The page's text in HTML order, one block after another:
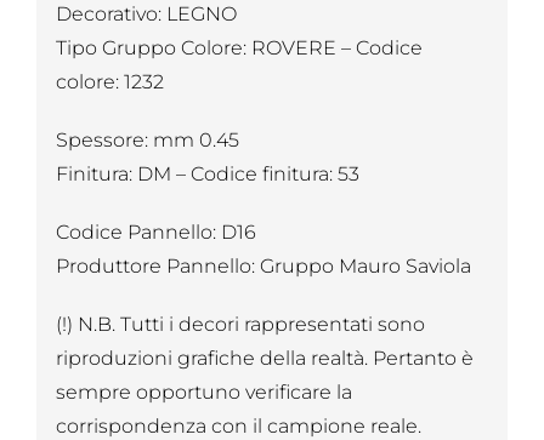
Decorativo: LEGNO
Tipo Gruppo Colore: ROVERE – Codice
colore: 1232
Spessore: mm 0.45
Finitura: DM – Codice finitura: 53
Codice Pannello: D16
Produttore Pannello: Gruppo Mauro Saviola
(!) N.B. Tutti i decori rappresentati sono
riproduzioni grafiche della realtà. Pertanto è
sempre opportuno verificare la
corrispondenza con il campione reale.